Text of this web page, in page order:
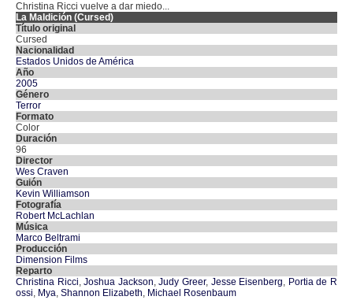
Christina Ricci vuelve a dar miedo...
La Maldición (Cursed)
Título original
Cursed
Nacionalidad
Estados Unidos de América
Año
2005
Género
Terror
Formato
Color
Duración
96
Director
Wes Craven
Guión
Kevin Williamson
Fotografía
Robert McLachlan
Música
Marco Beltrami
Producción
Dimension Films
Reparto
Christina Ricci,Joshua Jackson,Judy Greer, Jesse Eisenberg, Portia de R
ossi, Mya, Shannon Elizabeth, Michael Rosenbaum